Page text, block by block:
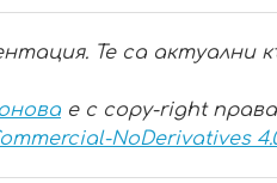
Те са актуални
е с copy-right
NoDerivatives